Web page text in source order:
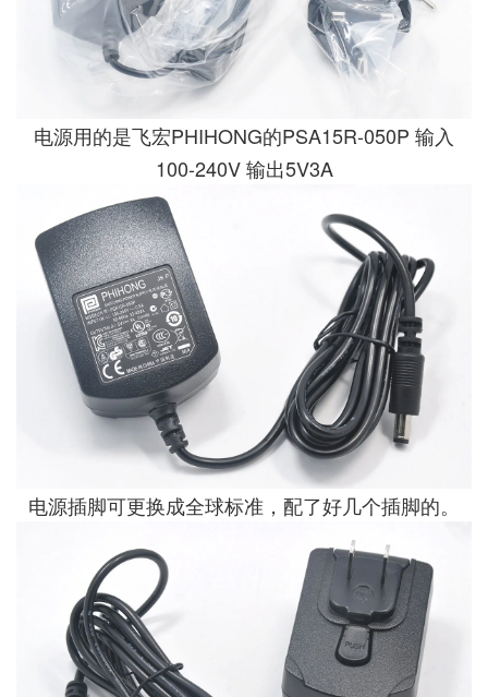
电源用的是飞宏PHIHONG的PSA15R-050P 输入
100-240V 输出5V3A
电源插脚可更换成全球标准，配了好几个插脚的。